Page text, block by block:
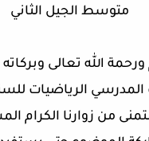
متوسط الجيل الثاني
الله تعالى
المدرسي الرياضيات
نتمنى من زوارنا الكرام